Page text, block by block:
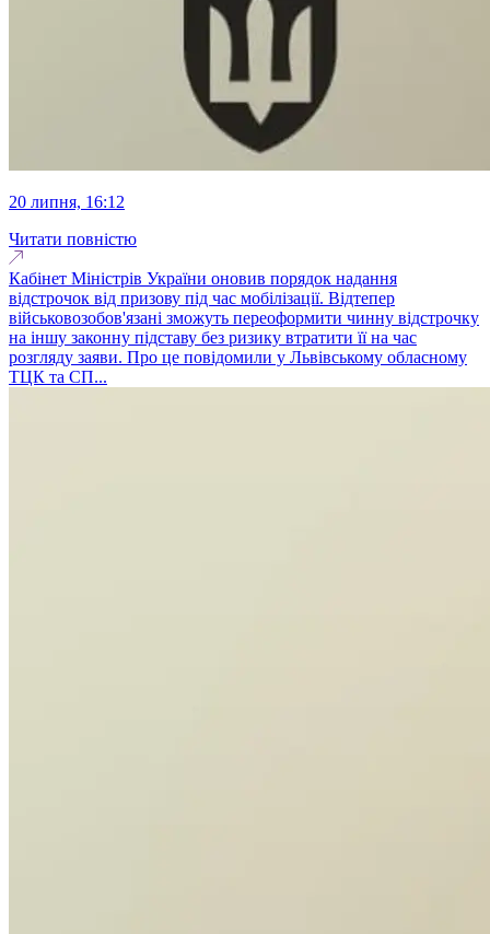
20 липня, 16:12
Читати повністю
Кабінет Міністрів України оновив порядок надання
відстрочок від призову під час мобілізації. Відтепер
військовозобов'язані зможуть переоформити чинну відстрочку
на іншу законну підставу без ризику втратити її на час
розгляду заяви. Про це повідомили у Львівському обласному
ТЦК та СП...